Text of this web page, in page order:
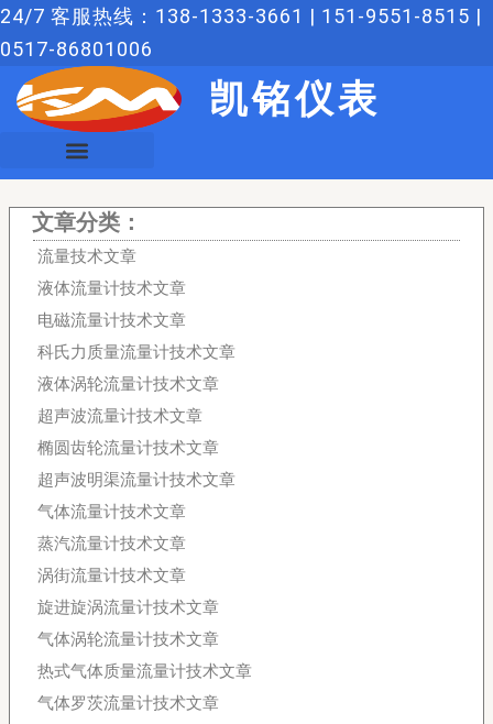
跳
至
24/7 客服热线：138-1333-3661 | 151-9551-8515 |
0517-86801006
凯铭仪表
文章分类：
流量技术文章
液体流量计技术文章
电磁流量计技术文章
科氏力质量流量计技术文章
液体涡轮流量计技术文章
超声波流量计技术文章
椭圆齿轮流量计技术文章
超声波明渠流量计技术文章
气体流量计技术文章
蒸汽流量计技术文章
涡街流量计技术文章
旋进旋涡流量计技术文章
气体涡轮流量计技术文章
热式气体质量流量计技术文章
气体罗茨流量计技术文章